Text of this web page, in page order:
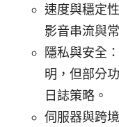
速度與穩定
影音串流與
隱私與安全
明，但部分
日誌策略。
伺服器與跨